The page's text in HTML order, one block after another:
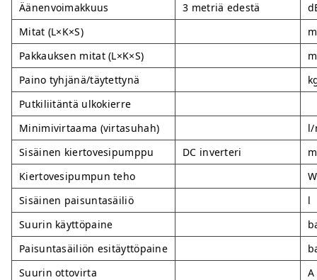
Äänenvoimakkuus
3 metriä edestä
Mitat (L×K×S)
Pakkauksen mitat (L×K×S)
Paino tyhjänä/täytettynä
Putkiliitäntä ulkokierre
Minimivirtaama (virtasuhah)
l/
Sisäinen kiertovesipumppu
DC inverteri
m
Kiertovesipumpun teho
W
Sisäinen paisuntasäiliö
l
Suurin käyttöpaine
Paisuntasäiliön esitäyttöpaine
Suurin ottovirta
A